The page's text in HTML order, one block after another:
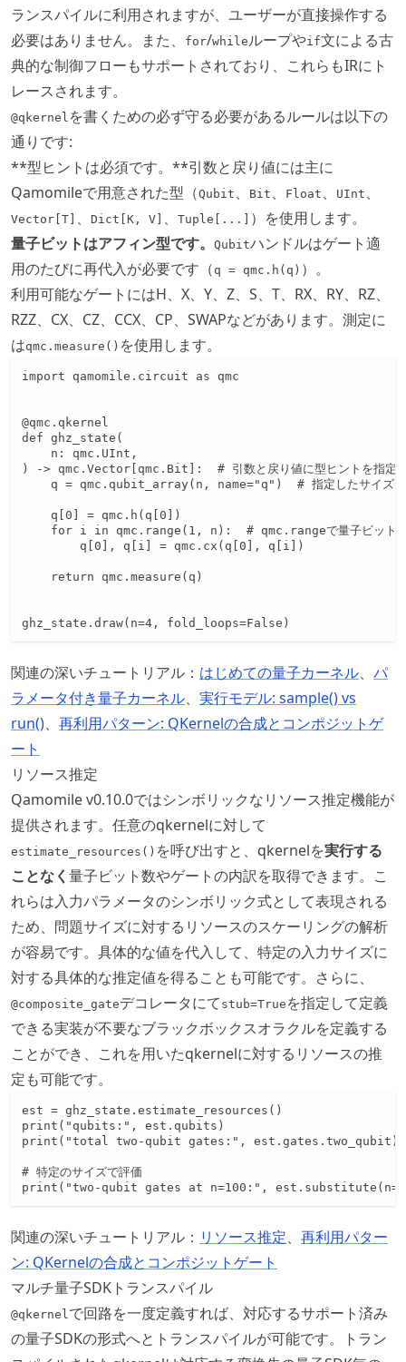
ランスパイルに利用されますが、ユーザーが直接操作する
必要はありません。また、
for/whileループやif文による古
典的な制御フローもサポートされており、これらもIRにト
レースされます。
@qkernel を書くための必ず守る必要があるルールは以下の
通りです:
**型ヒントは必須です。**引数と戻り値には主に
Qamomileで用意された型（Qubit 、 Bit 、 Float 、 UInt 、
Vector[T] 、 Dict[K, V] 、 Tuple[...]
）を使用します。
量子ビットはアフィン型です。
Qubitハンドルはゲート適
用のたびに再代入が必要です（ q = qmc.h(q) ）。
利用可能なゲートにはH、X、Y、Z、S、T、RX、RY、RZ、
RZZ、CX、CZ、CCX、CP、SWAPなどがあります。測定に
はqmc.measure() を使用します。
import qamomile.circuit as qmc
@qmc.qkernel
def ghz_state(
    n: qmc.UInt,
) -> qmc.Vector[qmc.Bit]:  # 引数と戻り値に型ヒントを指定
q = qmc.qubit_array(n, name="q")  # 指定したサイズと
    q[0] = qmc.h(q[0])
for i in qmc.range(1, n):  # qmc.rangeで量子ビット1
        q[0], q[i] = qmc.cx(q[0], q[i])
    return qmc.measure(q)
ghz_state.draw(n=4, fold_loops=False)
関連の深いチュートリアル： はじめての量子カーネル、 パ
ラメータ付き量子カーネル、 実行モデル: sample() vs
run()、 再利用パターン: QKernelの合成とコンポジットゲ
ート
リソース推定
Qamomile v0.10.0ではシンボリックなリソース推定機能が
提供されます。任意のqkernelに対して
estimate_resources() を呼び出すと、qkernelを実行する
ことなく 量子ビット数やゲートの内訳を取得できます。こ
れらは入力パラメータのシンボリック式として表現される
ため、問題サイズに対するリソースのスケーリングの解析
が容易です。具体的な値を代入して、特定の入力サイズに
対する具体的な推定値を得ることも可能です。さらに、
@composite_gateデコレータにて stub=True を指定して定義
できる実装が不要なブラックボックスオラクルを定義する
ことができ、これを用いたqkernelに対するリソースの推
定も可能です。
est = ghz_state.estimate_resources()
print("qubits:", est.qubits)
print("total two-qubit gates:", est.gates.two_qubit)
# 特定のサイズで評価
print("two-qubit gates at n=100:",
関連の深いチュートリアル： リソース推定、 再利用パター
ン: QKernelの合成とコンポジットゲート
マルチ量子SDKトランスパイル
@qkernelで回路を一度定義すれば、対応するサポート済み
の量子SDKの形式へとトランスパイルが可能です。トラン